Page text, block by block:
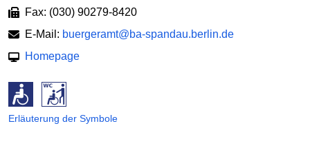
Fax: (030) 90279-8420
E-Mail: buergeramt@ba-spandau.berlin.de
Homepage
Erläuterung der Symbole